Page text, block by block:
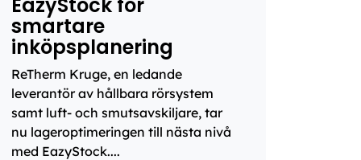
smartare
inköpsplanering
ReTherm Kruge, en ledande
leverantör av hållbara rörsystem
samt luft- och smutsavskiljare, tar
nu lageroptimeringen till nästa nivå
med EazyStock....